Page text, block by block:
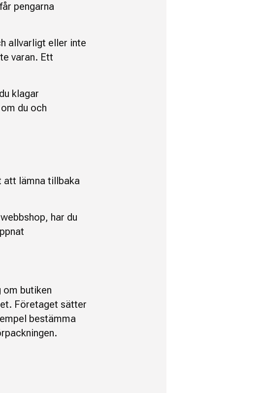
pengarna
allvarligt eller inte
varan. Ett
klagar
du och
att lämna tillbaka
har du
om butiken
Företaget sätter
bestämma